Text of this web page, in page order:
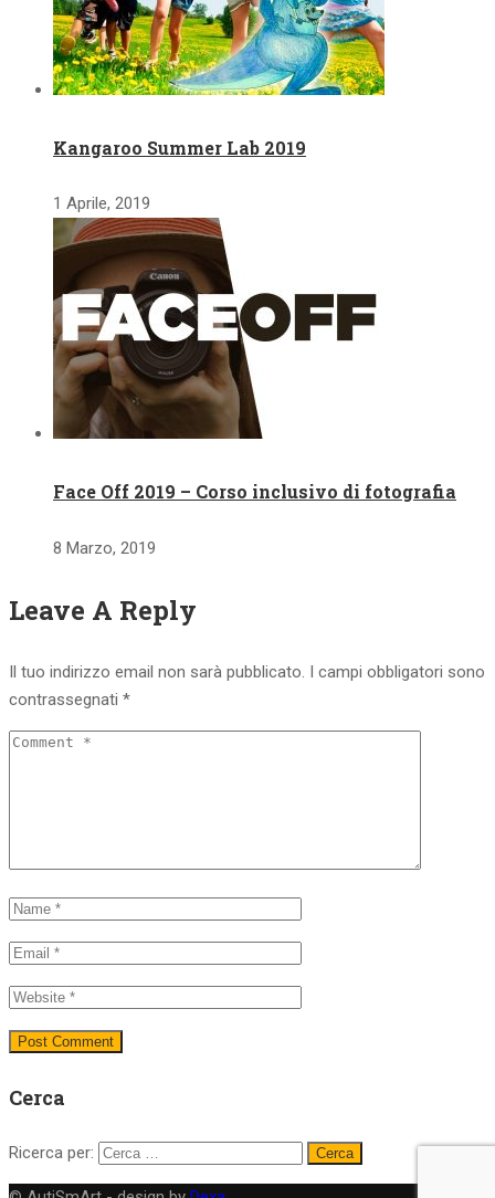
Kangaroo Summer Lab 2019
1 Aprile, 2019
Face Off 2019 – Corso inclusivo di fotografia
8 Marzo, 2019
Leave A Reply
Il tuo indirizzo email non sarà pubblicato. I campi obbligatori sono
contrassegnati *
Cerca
Ricerca per: